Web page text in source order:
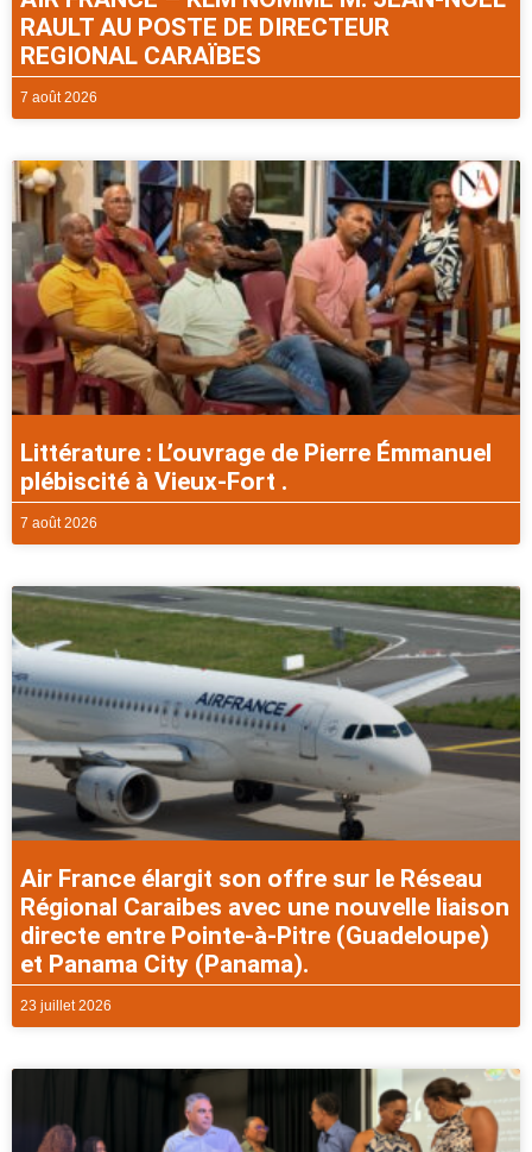
RAULT AU POSTE DE DIRECTEUR
REGIONAL CARAÏBES
7 août 2026
Littérature : L’ouvrage de Pierre Émmanuel
plébiscité à Vieux-Fort .
7 août 2026
Air France élargit son offre sur le Réseau
Régional Caraibes avec une nouvelle liaison
directe entre Pointe-à-Pitre (Guadeloupe)
et Panama City (Panama).
23 juillet 2026